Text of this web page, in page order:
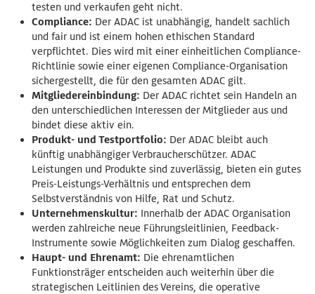
testen und verkaufen geht nicht.
Compliance: Der ADAC ist unabhängig, handelt sachlich
und fair und ist einem hohen ethischen Standard
verpflichtet. Dies wird mit einer einheitlichen Compliance-
Richtlinie sowie einer eigenen Compliance-Organisation
sichergestellt, die für den gesamten ADAC gilt.
Mitgliedereinbindung: Der ADAC richtet sein Handeln an
den unterschiedlichen Interessen der Mitglieder aus und
bindet diese aktiv ein.
Produkt- und Testportfolio: Der ADAC bleibt auch
künftig unabhängiger Verbraucherschützer. ADAC
Leistungen und Produkte sind zuverlässig, bieten ein gutes
Preis-Leistungs-Verhältnis und entsprechen dem
Selbstverständnis von Hilfe, Rat und Schutz.
Unternehmenskultur: Innerhalb der ADAC Organisation
werden zahlreiche neue Führungsleitlinien, Feedback-
Instrumente sowie Möglichkeiten zum Dialog geschaffen.
Haupt- und Ehrenamt: Die ehrenamtlichen
Funktionsträger entscheiden auch weiterhin über die
strategischen Leitlinien des Vereins, die operative